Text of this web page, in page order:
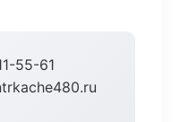
55-61